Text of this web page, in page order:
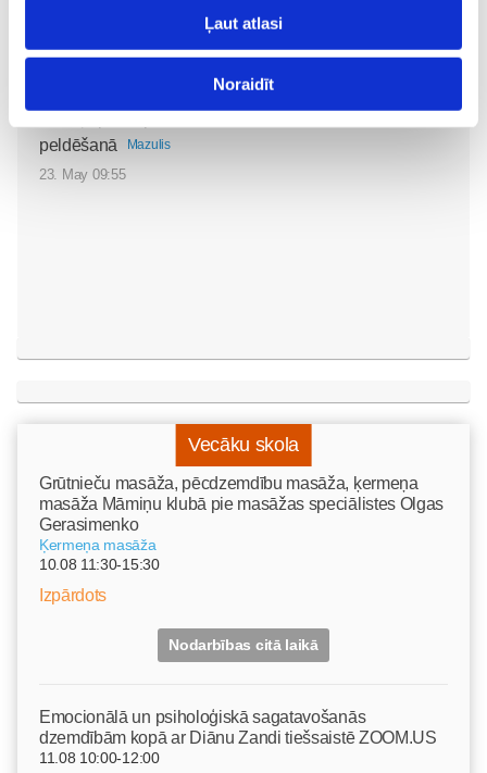
Ļaut atlasi
Noraidīt
peldēšanā
Mazulis
23. May 09:55
Vecāku skola
Grūtnieču masāža, pēcdzemdību masāža, ķermeņa
masāža Māmiņu klubā pie masāžas speciālistes Olgas
Gerasimenko
Ķermeņa masāža
10.08 11:30-15:30
Izpārdots
Nodarbības citā laikā
Emocionālā un psiholoģiskā sagatavošanās
dzemdībām kopā ar Diānu Zandi tiešsaistē ZOOM.US
11.08 10:00-12:00